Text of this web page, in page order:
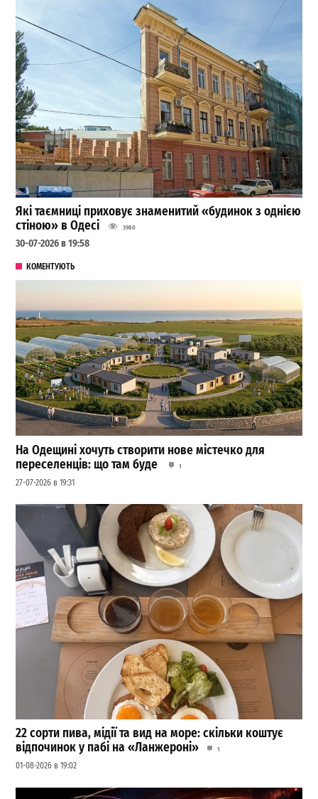
Які таємниці приховує знаменитий «будинок з однією
стіною» в Одесі
3980
30-07-2026 в 19:58
КОМЕНТУЮТЬ
На Одещині хочуть створити нове містечко для
переселенців: що там буде
1
27-07-2026 в 19:31
22 сорти пива, мідії та вид на море: скільки коштує
відпочинок у пабі на «Ланжероні»
1
01-08-2026 в 19:02